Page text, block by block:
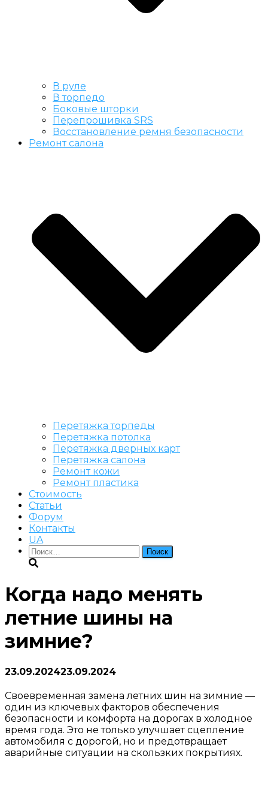
В руле
В торпедо
Боковые шторки
Перепрошивка SRS
Восстановление ремня безопасности
Ремонт салона
Перетяжка торпеды
Перетяжка потолка
Перетяжка дверных карт
Перетяжка салона
Ремонт кожи
Ремонт пластика
Стоимость
Статьи
Форум
Контакты
UA
Найти:
Когда надо менять
летние шины на
зимние?
23.09.202423.09.2024
Своевременная замена летних шин на зимние —
один из ключевых факторов обеспечения
безопасности и комфорта на дорогах в холодное
время года. Это не только улучшает сцепление
автомобиля с дорогой, но и предотвращает
аварийные ситуации на скользких покрытиях.